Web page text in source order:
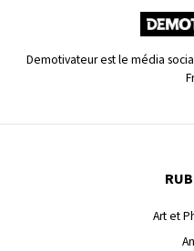
Demotivateur est le média
Art et